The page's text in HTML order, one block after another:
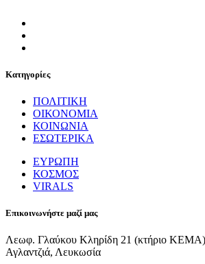
Κατηγορίες
ΠΟΛΙΤΙΚΗ
ΟΙΚΟΝΟΜΙΑ
ΚΟΙΝΩΝΙΑ
ΕΣΩΤΕΡΙΚΑ
ΕΥΡΩΠΗ
ΚΟΣΜΟΣ
VIRALS
Επικοινωνήστε μαζί μας
Λεωφ. Γλαύκου Κληρίδη 21 (κτήριο ΚΕΜΑ)
Αγλαντζιά, Λευκωσία